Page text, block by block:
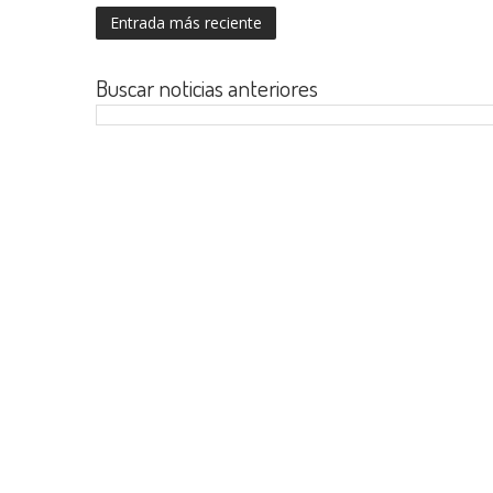
Entrada más reciente
Buscar noticias anteriores